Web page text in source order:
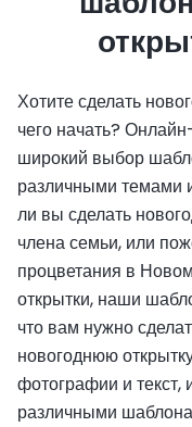
Хотите сделать
чего начать?
широкий выбор
различными темами
ли вы сделать
члена семьи, или
процветания в
открытки, наши
что вам нужно
новогоднюю
фотографии и текст,
различными